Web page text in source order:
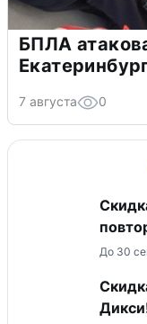
БПЛА
7 августа 0
До 30